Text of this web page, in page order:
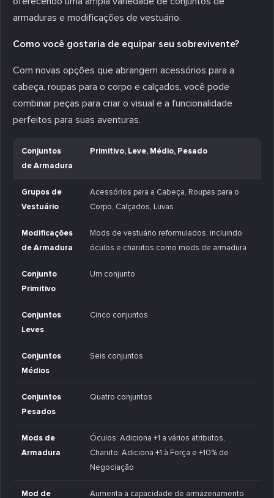
armaduras e modificações de vestuário.
Como você gostaria de equipar seu sobrevivente?
Com novas opções que abrangem acessórios para a
cabeça, roupas para o corpo e calçados, você pode
combinar peças para criar o visual e a funcionalidade
perfeitos para suas aventuras.
Conjuntos
de Armadura
Primitivo, Leve, Médio, Pesado
Grupos de
Vestuário
Acessórios para a Cabeça, Roupas para o
Corpo, Calçados, Luvas
Modificações
de Armadura
Mods de vestuário reformulados, incluindo
óculos e charutos como mods de armadura
Conjunto
Primitivo
Um conjunto
Conjuntos
Leves
Cinco conjuntos
Conjuntos
Médios
Seis conjuntos
Conjuntos
Pesados
Quatro conjuntos
Mods de
Armadura
Óculos: Adiciona +1 a vários atributos,
Charuto: Adiciona +1 à Força e +10% de
Negociação
Mod de Aumenta a capacidade de armazenamento